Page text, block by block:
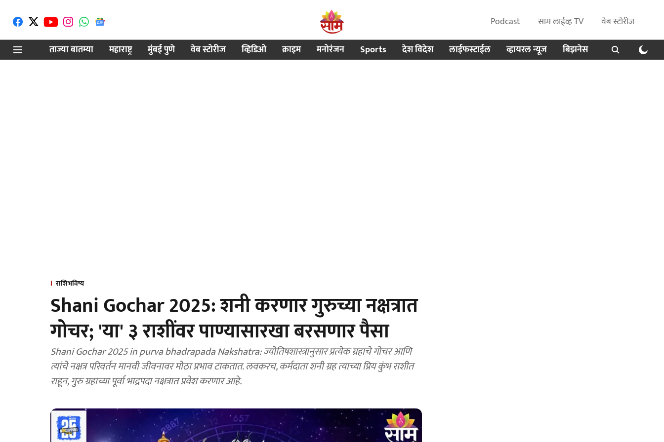
Podcast साम लाईव्ह TV
वेब स्टोरीज
ताज्या बातम्या
महाराष्ट्र मुंबई पुणे वेब स्टोरीज व्हिडिओ क्राइम मनोरंजन Sports देश विदेश लाईफस्टाईल व्हायरल न्यूज बिझनेस
राशिभविष्य
Shani Gochar 2025: शनी करणार गुरुच्या नक्षत्रात
गोचर; 'या' ३ राशींवर पाण्यासारखा बरसणार पैसा
Shani Gochar 2025 in purva bhadrapada Nakshatra: ज्योतिषशास्त्रानुसार प्रत्येक ग्रहाचे गोचर आणि
त्यांचे नक्षत्र परिवर्तन मानवी जीवनावर मोठा प्रभाव टाकतात. लवकरच, कर्मदाता शनी ग्रह त्याच्या प्रिय कुंभ राशीत
राहून, गुरु ग्रहाच्या पूर्वा भाद्रपदा नक्षत्रात प्रवेश करणार आहे.